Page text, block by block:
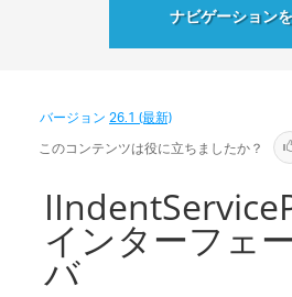
ナビゲーション
バージョン26.1 (最新)
このコンテンツは役に立ちましたか？
インターフェ
バ